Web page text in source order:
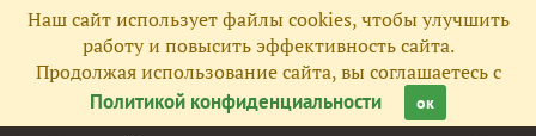
Наш сайт использует файлы cookies, чтобы улучшить
работу и повысить эффективность сайта.
Продолжая использование сайта, вы соглашаетесь с
Политикой конфиденциальности
ок